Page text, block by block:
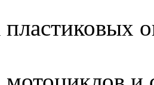
пластиковых